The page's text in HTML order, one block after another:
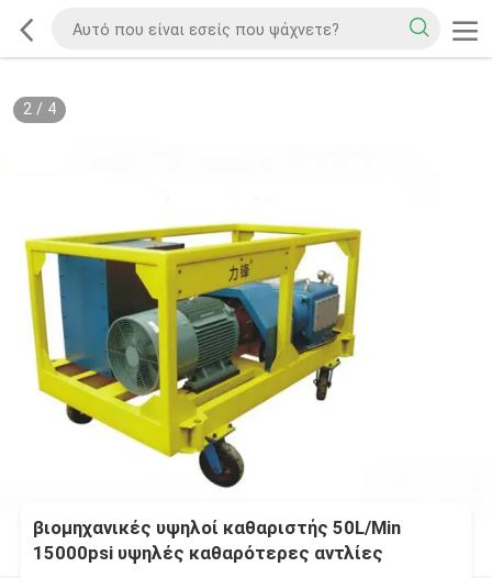
2/ 4
βιομηχανικές υψηλοί καθαριστής 50L/Min
15000psi υψηλές καθαρότερες αντλίες